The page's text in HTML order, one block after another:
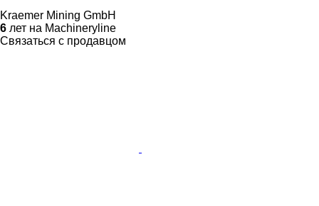
Kraemer Mining GmbH
6 лет на Machineryline
Связаться с продавцом